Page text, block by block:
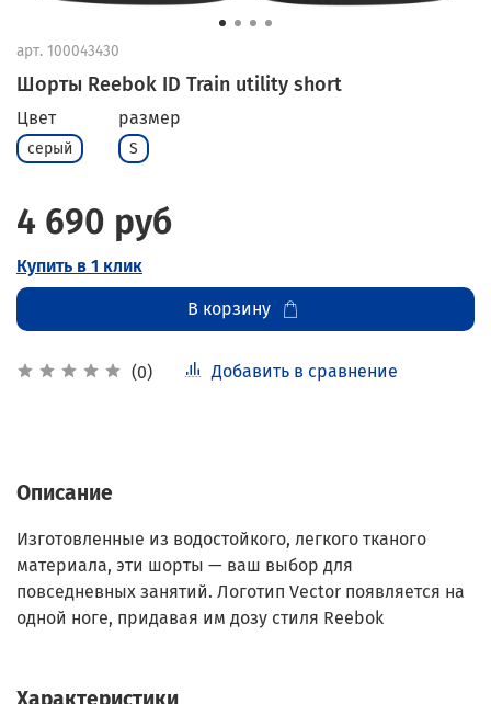
арт. 100043430
Шорты Reebok ID Train utility short
(0) Добавить в сравнение
Цвет
серый
размер
S
4 690 руб
Купить в 1 клик
В корзину
Описание
Изготовленные из водостойкого, легкого тканого
материала, эти шорты — ваш выбор для
повседневных занятий. Логотип Vector появляется на
одной ноге, придавая им дозу стиля Reebok